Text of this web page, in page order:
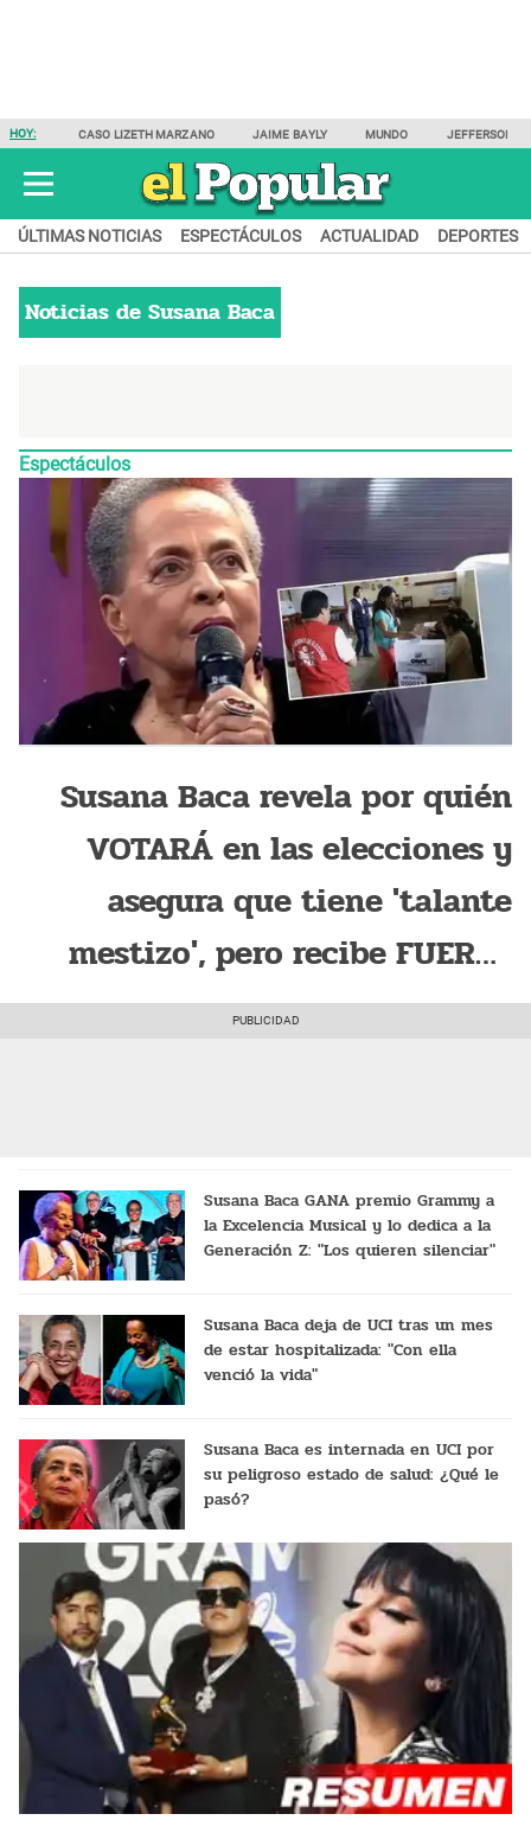
HOY: CASO LIZETH MARZANO JAIME BAYLY MUNDO JEFFERSON
ÚLTIMAS NOTICIAS ESPECTÁCULOS ACTUALIDAD DEPORTES
Noticias de Susana Baca
Espectáculos
Susana Baca revela por quién
VOTARÁ en las elecciones y
asegura que tiene 'talante
mestizo', pero recibe FUERTE
CRÍTICA: "Racista"
Susana Baca GANA premio Grammy a
la Excelencia Musical y lo dedica a la
Generación Z: "Los quieren silenciar"
Susana Baca deja de UCI tras un mes
de estar hospitalizada: "Con ella
venció la vida"
Susana Baca es internada en UCI por
su peligroso estado de salud: ¿Qué le
pasó?